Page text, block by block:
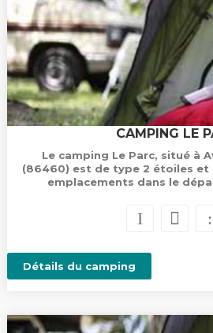
CAMPING LE
Le camping Le Parc, situé à
(86460) est de type 2 étoiles et
emplacements dans le
Détails du camping